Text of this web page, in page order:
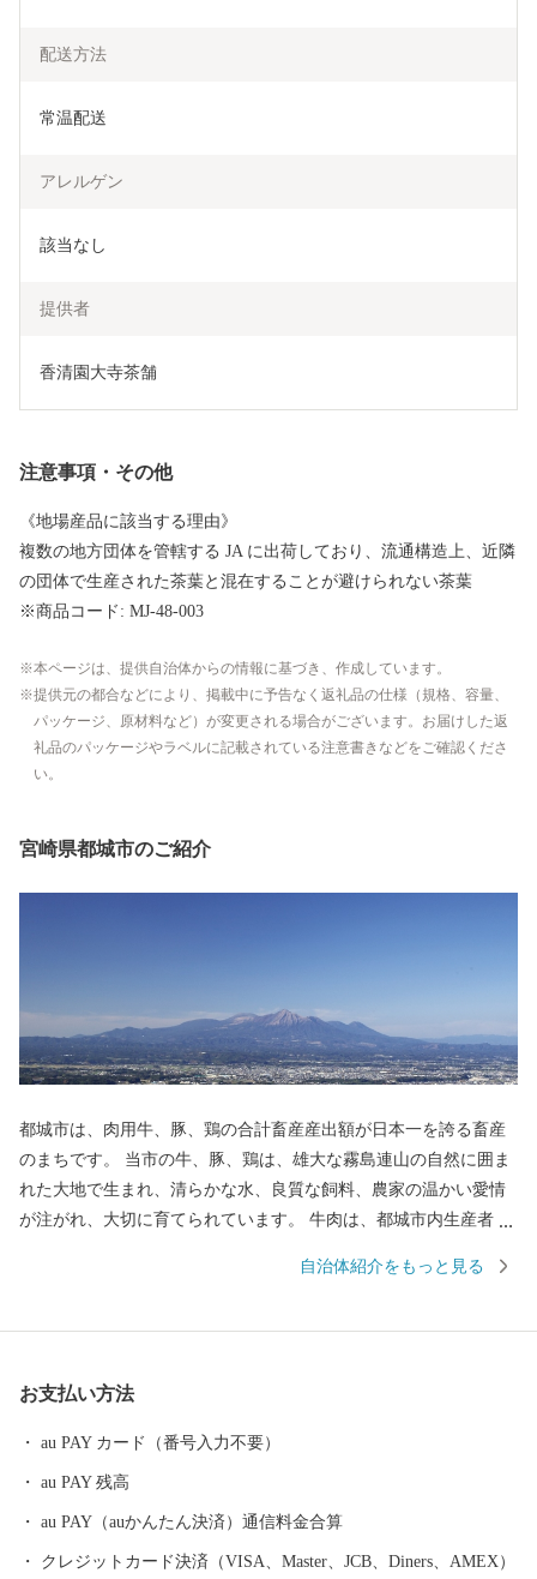
配送方法
常温配送
アレルゲン
該当なし
提供者
香清園大寺茶舗
注意事項・その他
《地場産品に該当する理由》
複数の地方団体を管轄する JA に出荷しており、流通構造上、近隣
の団体で生産された茶葉と混在することが避けられない茶葉
※商品コード: MJ-48-003
本ページは、提供自治体からの情報に基づき、作成しています。
提供元の都合などにより、掲載中に予告なく返礼品の仕様（規格、容量、
パッケージ、原材料など）が変更される場合がございます。お届けした返
礼品のパッケージやラベルに記載されている注意書きなどをご確認くださ
い。
宮崎県都城市のご紹介
都城市は、肉用牛、豚、鶏の合計畜産産出額が日本一を誇る畜産
のまちです。 当市の牛、豚、鶏は、雄大な霧島連山の自然に囲ま
れた大地で生まれ、清らかな水、良質な飼料、農家の温かい愛情
が注がれ、大切に育てられています。 牛肉は、都城市内生産者の
徴です。 5年に一度和牛の日本一を決める「第12回全国和牛能力
質な肉質が特徴で多くのブランド豚が確立されています。 鶏肉
は、それぞれの銘柄に合わせて独自の飼料や飼育方法で生産され
イモや地下深くからくみ上げられた清らかな水などを原料に作ら
れ、全国の愛飲家に愛されています。市内４つの蔵元が生み出
す、吟味を重ねた味わい深い個性的な焼酎は、たくさんの人たち
自治体紹介をもっと見る
お支払い方法
au PAY カード（番号入力不要）
au PAY 残高
au PAY（auかんたん決済）通信料金合算
クレジットカード決済（VISA、Master、JCB、Diners、AMEX）